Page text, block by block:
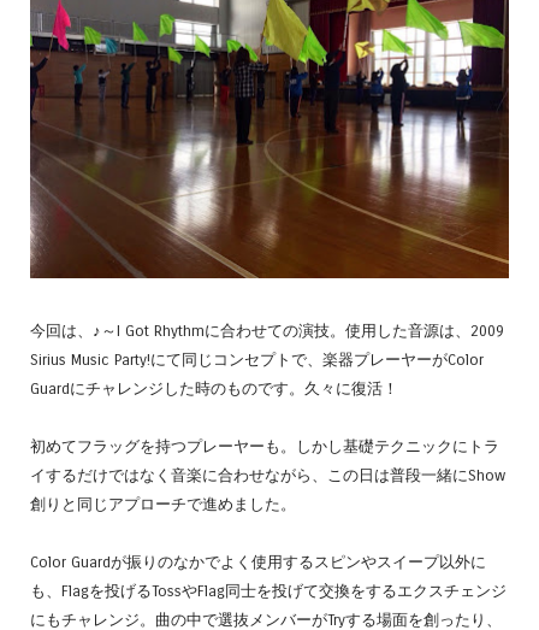
今回は、♪～I Got Rhythmに合わせての演技。使用した音源は、2009
Sirius Music Party!にて同じコンセプトで、楽器プレーヤーがColor
Guardにチャレンジした時のものです。久々に復活！
初めてフラッグを持つプレーヤーも。しかし基礎テクニックにトラ
イするだけではなく音楽に合わせながら、この日は普段一緒にShow
創りと同じアプローチで進めました。
Color Guardが振りのなかでよく使用するスピンやスイープ以外に
も、Flagを投げるTossやFlag同士を投げて交換をするエクスチェンジ
にもチャレンジ。曲の中で選抜メンバーがTryする場面を創ったり、